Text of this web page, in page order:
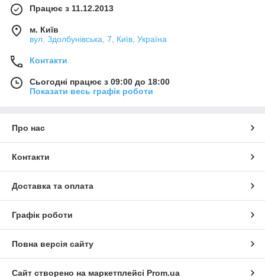
Працює з 11.12.2013
м. Київ
вул. Здолбунівська, 7, Київ, Україна
Контакти
Сьогодні працює з 09:00 до 18:00
Показати весь графік роботи
Про нас
Контакти
Доставка та оплата
Графік роботи
Повна версія сайту
Сайт створено на маркетплейсі Prom.ua